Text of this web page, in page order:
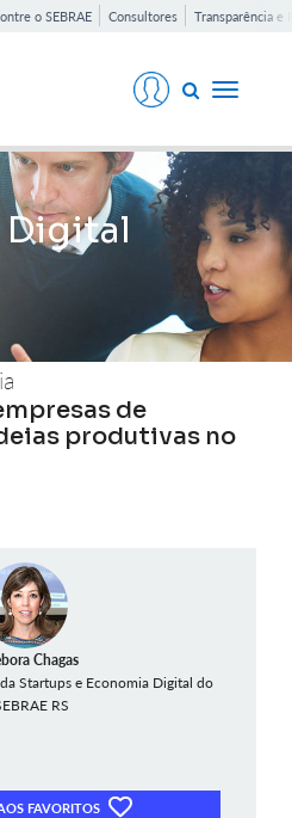
o SEBRAE Consultores Transparência e
Toggle
Digital
de
produtivas no
Chagas
Startups e Economia Digital do
RS
FAVORITOS